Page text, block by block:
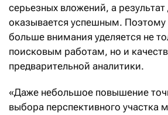
серьезных вложений, а результат
оказывается успешным. Поэтому
больше внимания уделяется не
поисковым работам, но и
предварительной аналитики.
«Даже небольшое повышение
выбора перспективного участка